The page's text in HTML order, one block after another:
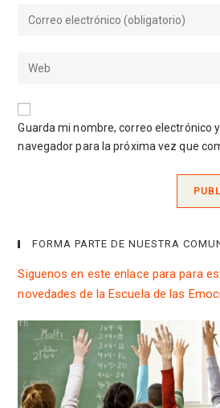
usuario
de
electrónico
para
comentar
de
tu
web
Guarda mi nombre, correo electrónico
navegador para la próxima vez que
FORMA PARTE DE NUESTRA
Siguenos en este enlace para para
novedades de la Escuela de las